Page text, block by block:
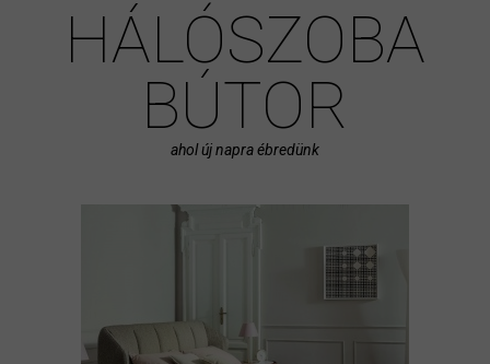
HÁLÓSZOBA
BÚTOR
ahol új napra ébredünk